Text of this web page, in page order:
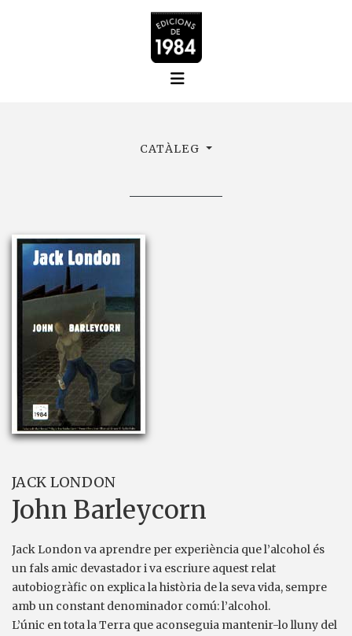
CATÀLEG
JACK LONDON
John Barleycorn
Jack London va aprendre per experiència que l’alcohol és
un fals amic devastador i va escriure aquest relat
autobiogràfic on explica la història de la seva vida, sempre
amb un constant denominador comú: l’alcohol.
L’únic en tota la Terra que aconseguia mantenir-lo lluny del